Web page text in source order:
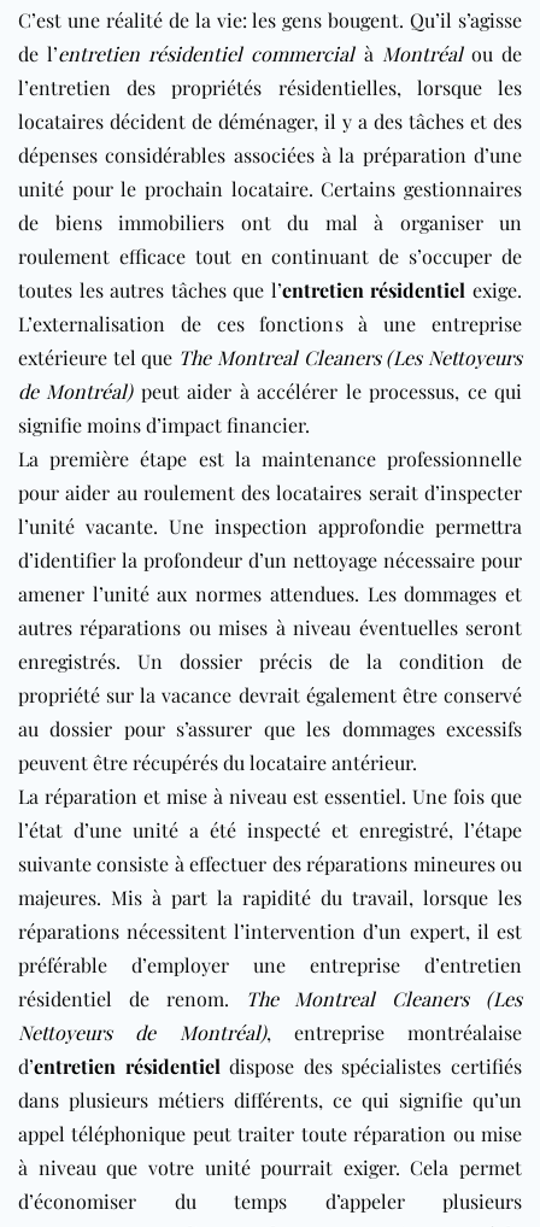
C’est une réalité de la vie: les gens bougent. Qu’il s’agisse
de l’entretien résidentiel commercial à Montréal ou de
l’entretien des propriétés résidentielles, lorsque les
locataires décident de déménager, il y a des tâches et des
dépenses considérables associées à la préparation d’une
unité pour le prochain locataire. Certains gestionnaires
de biens immobiliers ont du mal à organiser un
roulement efficace tout en continuant de s’occuper de
toutes les autres tâches que l’entretien résidentiel exige.
L’externalisation de ces fonctions à une entreprise
extérieure tel que The Montreal Cleaners (Les Nettoyeurs
de Montréal)peut aider à accélérer le processus, ce qui
signifie moins d’impact financier.
La première étape est la maintenance professionnelle
pour aider au roulement des locataires serait d’inspecter
l’unité vacante. Une inspection approfondie permettra
d’identifier la profondeur d’un nettoyage nécessaire pour
amener l’unité aux normes attendues. Les dommages et
autres réparations ou mises à niveau éventuelles seront
enregistrés. Un dossier précis de la condition de
propriété sur la vacance devrait également être conservé
au dossier pour s’assurer que les dommages excessifs
peuvent être récupérés du locataire antérieur.
La réparation et mise à niveau est essentiel. Une fois que
l’état d’une unité a été inspecté et enregistré, l’étape
suivante consiste à effectuer des réparations mineures ou
majeures. Mis à part la rapidité du travail, lorsque les
réparations nécessitent l’intervention d’un expert, il est
préférable d’employer une entreprise d’entretien
résidentiel de renom.
The Montreal Cleaners (Les
Nettoyeurs de Montréal), entreprise montréalaise
d’entretien résidentiel dispose des spécialistes certifiés
dans plusieurs métiers différents, ce qui signifie qu’un
appel téléphonique peut traiter toute réparation ou mise
à niveau que votre unité pourrait exiger. Cela permet
d’économiser du temps d’appeler plusieurs